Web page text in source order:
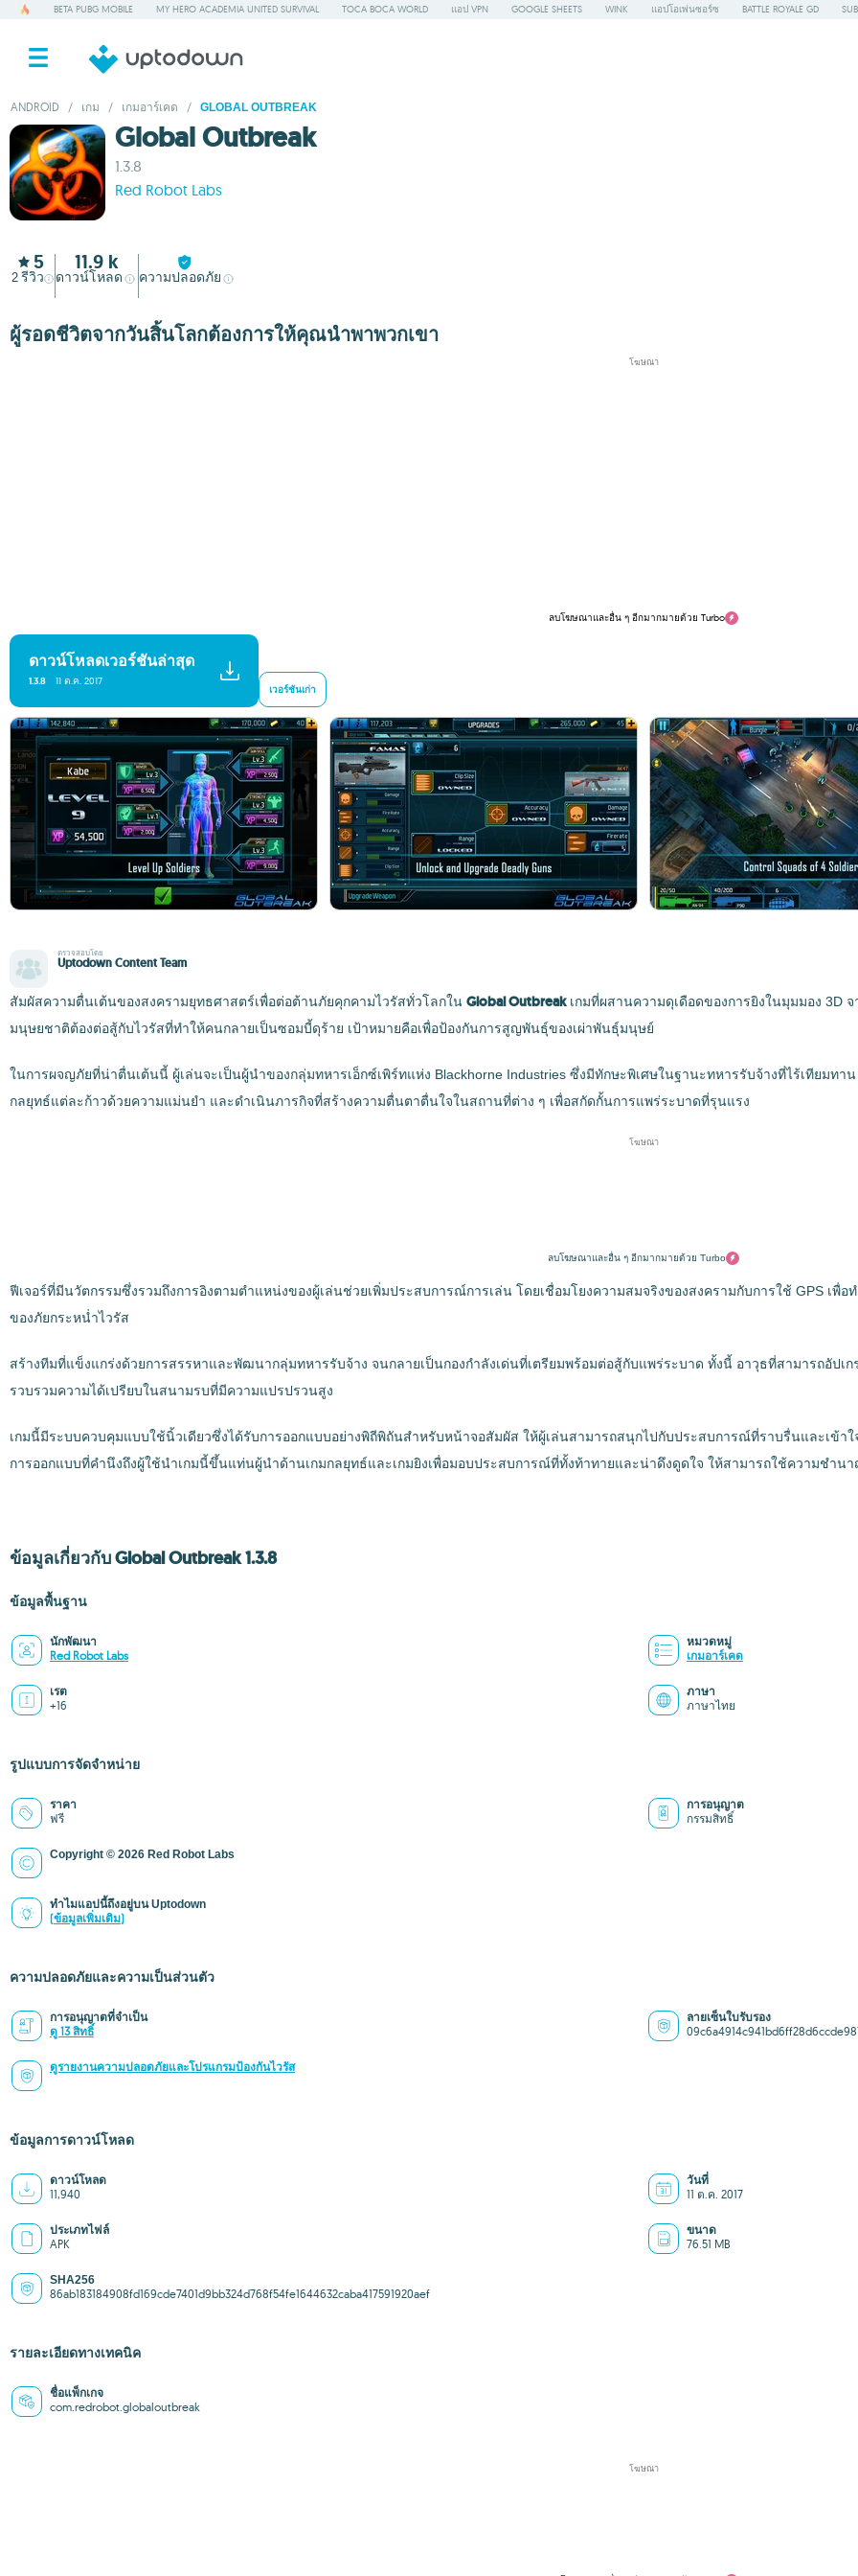
BETA PUBG MOBILE MY HERO ACADEMIA UNITED SURVIVAL TOCA BOCA WORLD แอป VPN GOOGLE SHEETS WINK แอปโอเพ่นซอร์ซ BATTLE ROYALE GD
ANDROID / เกม / เกมอาร์เคด / GLOBAL OUTBREAK
Global Outbreak
1.3.8
Red Robot Labs
5
2รีวิว
11.9 k
ดาวน์โหลด ความปลอดภัย
ผู้รอดชีวิตจากวันสิ้นโลกต้องการให้คุณนำพาพวกเขา
โฆษณา
ลบโฆษณาและอื่น ๆ อีกมากมายด้วย Turbo
ดาวน์โหลดเวอร์ชันล่าสุด
1.3.8 11 ต.ค. 2017
เวอร์ชันเก่า
ตรวจสอบโดย
Uptodown Content Team
สัมผัสความตื่นเต้นของสงครามยุทธศาสตร์เพื่อต่อต้านภัยคุกคามไวรัสทั่วโลกใน Global Outbreakเกมที่ผสานความดุเดือดของการยิงในมุมมอง 3D
มนุษยชาติต้องต่อสู้กับไวรัสที่ทำให้คนกลายเป็นซอมบี้ดุร้าย เป้าหมายคือเพื่อป้องกันการสูญพันธุ์ของเผ่าพันธุ์มนุษย์
ในการผจญภัยที่น่าตื่นเต้นนี้ ผู้เล่นจะเป็นผู้นำของกลุ่มทหารเอ็กซ์เพิร์ทแห่ง Blackhorne Industries ซึ่งมีทักษะพิเศษในฐานะทหารรับจ้างที่ไร้เทียมท
กลยุทธ์แต่ละก้าวด้วยความแม่นยำ และดำเนินภารกิจที่สร้างความตื่นตาตื่นใจในสถานที่ต่าง ๆ เพื่อสกัดกั้นการแพร่ระบาดที่รุนแรง
โฆษณา
ลบโฆษณาและอื่น ๆ อีกมากมายด้วย Turbo
ฟีเจอร์ที่มีนวัตกรรมซึ่งรวมถึงการอิงตามตำแหน่งของผู้เล่นช่วยเพิ่มประสบการณ์การเล่น โดยเชื่อมโยงความสมจริงของสงครามกับการใช้ GPS เพื่อ
ของภัยกระหน่ำไวรัส
สร้างทีมที่แข็งแกร่งด้วยการสรรหาและพัฒนากลุ่มทหารรับจ้าง จนกลายเป็นกองกำลังเด่นที่เตรียมพร้อมต่อสู้กับแพร่ระบาด ทั้งนี้ อาวุธที่สามารถอัปเ
รวบรวมความได้เปรียบในสนามรบที่มีความแปรปรวนสูง
เกมนี้มีระบบควบคุมแบบใช้นิ้วเดียวซึ่งได้รับการออกแบบอย่างพิถีพิถันสำหรับหน้าจอสัมผัส ให้ผู้เล่นสามารถสนุกไปกับประสบการณ์ที่ราบรื่นและเข้า
การออกแบบที่คำนึงถึงผู้ใช้นำเกมนี้ขึ้นแท่นผู้นำด้านเกมกลยุทธ์และเกมยิงเพื่อมอบประสบการณ์ที่ทั้งท้าทายและน่าดึงดูดใจ ให้สามารถใช้ความชำ
ข้อมูลเกี่ยวกับ Global Outbreak 1.3.8
ข้อมูลพื้นฐาน
นักพัฒนา
Red Robot Labs
หมวดหมู่
เกมอาร์เคด
เรต
+16
ภาษา
ภาษาไทย
รูปแบบการจัดจำหน่าย
ราคา
ฟรี
การอนุญาต
กรรมสิทธิ์
Copyright © 2026 Red Robot Labs
ทำไมแอปนี้ถึงอยู่บน Uptodown
(ข้อมูลเพิ่มเติม)
ความปลอดภัยและความเป็นส่วนตัว
การอนุญาตที่จำเป็น
ดู 13 สิทธิ์
ลายเซ็นใบรับรอง
ดูรายงานความปลอดภัยและโปรแกรมป้องกันไวรัส
ข้อมูลการดาวน์โหลด
ดาวน์โหลด
11,940
วันที่
11 ต.ค. 2017
ประเภทไฟล์
APK
ขนาด
76.51 MB
SHA256
86ab183184908fd169cde7401d9bb324d768f54fe1644632caba417591920aef
รายละเอียดทางเทคนิค
ชื่อแพ็กเกจ
com.redrobot.globaloutbreak
โฆษณา